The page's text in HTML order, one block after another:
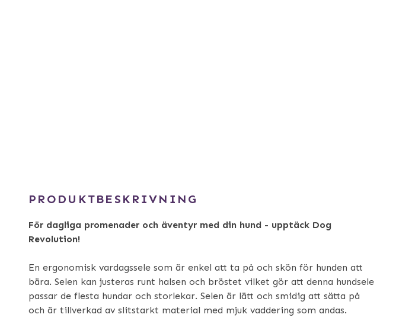
PRODUKTBESKRIVNING
För dagliga promenader och äventyr med din hund - upptäck Dog
Revolution!
En ergonomisk vardagssele som är enkel att ta på och skön för hunden att
bära. Selen kan justeras runt halsen och bröstet vilket gör att denna hundsele
passar de flesta hundar och storlekar. Selen är lätt och smidig att sätta på
och är tillverkad av slitstarkt material med mjuk vaddering som andas.